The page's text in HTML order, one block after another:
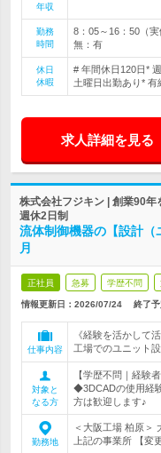
年収
勤務
時間
8：05～16：50（
無：有
休日
休暇
# 年間休日120日*
土曜日出勤あり* 有
求人詳細を見る
株式会社フジキン | 創業90
週休2日制
流体制御機器の【設計
月
正社員 急募 学歴不問
情報更新日：2026/07/24 終了予
仕事内容
《経験を活かして
工場でのユニット
対象と
なる方
【学歴不問｜経験
◆3DCADの使用経
方は歓迎します♪
勤務地
＜大阪工場 柏原＞
上記の事業所 【変